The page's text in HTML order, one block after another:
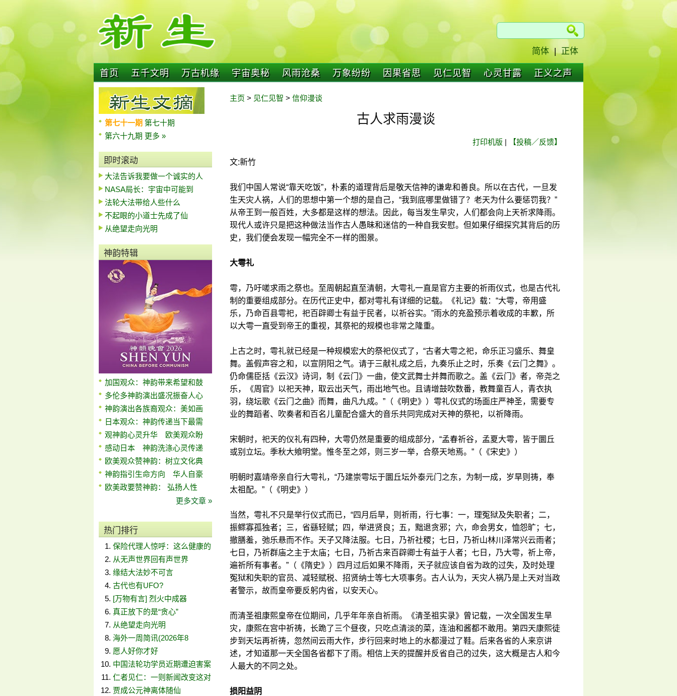
简体 | 正体
首页 五千文明 万古机缘 宇宙奥秘 风雨沧桑 万象纷纷 因果省思 见仁见智 心灵甘露 正义之声
第七十一期 第七十期
第六十九期 更多 »
即时滚动
大法告诉我要做一个诚实的人
NASA局长：宇宙中可能到
法轮大法带给人些什么
不起眼的小道士先成了仙
从绝望走向光明
神韵特辑
加国观众：神韵带来希望和鼓
多伦多神韵演出盛况振奋人心
神韵演出各族裔观众：美如画
日本观众：神韵传递当下最需
观神韵心灵升华 欧美观众盼
感动日本 神韵洗涤心灵传递
欧美观众赞神韵：树立文化典
神韵指引生命方向 华人自豪
欧美政要赞神韵： 弘扬人性
更多文章 »
热门排行
保险代理人惊呼：这么健康的
从无声世界回有声世界
缘结大法妙不可言
古代也有UFO?
[万物有言] 烈火中成器
真正放下的是“贪心”
从绝望走向光明
海外一周简讯(2026年8
愿人好你才好
中国法轮功学员近期遭迫害案
仁者见仁：一则新闻改变这对
贾成公元神离体随仙
主页 > 见仁见智 > 信仰漫谈
古人求雨漫谈
打印机版 | 【投稿／反馈】
文:新竹
我们中国人常说“靠天吃饭”，朴素的道理背后是敬天信神的谦卑和善良。所以在古代，一旦发
生天灾人祸，人们的思想中第一个想的是自己，“我到底哪里做错了？老天为什么要惩罚我？”
从帝王到一般百姓，大多都是这样的想法。因此，每当发生旱灾，人们都会向上天祈求降雨。
现代人或许只是把这种做法当作古人愚昧和迷信的一种自我安慰。但如果仔细探究其背后的历
史，我们便会发现一幅完全不一样的图景。
大雩礼
雩，乃吁嗟求雨之祭也。至周朝起直至清朝，大雩礼一直是官方主要的祈雨仪式，也是古代礼
制的重要组成部分。在历代正史中，都对雩礼有详细的记载。《礼记》载：“大雩，帝用盛
乐，乃命百县雩祀，祀百辟卿士有益于民者，以祈谷实。”雨水的充盈预示着收成的丰歉，所
以大雩一直受到帝王的重视，其祭祀的规模也非常之隆重。
上古之时，雩礼就已经是一种规模宏大的祭祀仪式了，“古者大雩之祀，命乐正习盛乐、舞皇
舞。盖假声容之和，以宣阴阳之气。请于三献礼成之后，九奏乐止之时，乐奏《云门之舞》。
仍命儒臣括《云汉》诗词，制《云门》一曲，使文武舞士并舞而歌之。盖《云门》者，帝尧之
乐，《周官》以祀天神，取云出天气，雨出地气也。且请增鼓吹数番，教舞童百人，青衣执
羽，绕坛歌《云门之曲》而舞，曲凡九成。”（《明史》）雩礼仪式的场面庄严神圣，需要专
业的舞蹈者、吹奏者和百名儿童配合盛大的音乐共同完成对天神的祭祀，以祈降雨。
宋朝时，祀天的仪礼有四种，大雩仍然是重要的组成部分，“孟春祈谷，孟夏大雩，皆于圜丘
或别立坛。季秋大飨明堂。惟冬至之郊，则三岁一举，合祭天地焉。”（《宋史》）
明朝时嘉靖帝亲自行大雩礼，“乃建崇雩坛于圜丘坛外泰元门之东，为制一成，岁旱则祷，奉
太祖配。”（《明史》）
当然，雩礼不只是举行仪式而已，“四月后旱，则祈雨，行七事：一，理冤狱及失职者；二，
振鳏寡孤独者；三，省繇轻赋；四，举进贤良；五，黜退贪邪；六，命会男女，恤怨旷；七，
撤膳羞，弛乐悬而不作。天子又降法服。七日，乃祈社稷；七日，乃祈山林川泽常兴云雨者；
七日，乃祈群庙之主于太庙；七日，乃祈古来百辟卿士有益于人者；七日，乃大雩，祈上帝，
遍祈所有事者。”（《隋史》）四月过后如果不降雨，天子就应该自省为政的过失，及时处理
冤狱和失职的官员、减轻赋税、招贤纳士等七大项事务。古人认为，天灾人祸乃是上天对当政
者警示，故而皇帝要反躬内省，以安天心。
而清圣祖康熙皇帝在位期间，几乎年年亲自祈雨。《清圣祖实录》曾记载，一次全国发生旱
灾，康熙在宫中祈祷，长跪了三个昼夜，只吃点清淡的菜，连油和酱都不敢用。第四天康熙徒
步到天坛再祈祷，忽然间云雨大作，步行回来时地上的水都漫过了鞋。后来各省的人来京讲
述，才知道那一天全国各省都下了雨。相信上天的提醒并反省自己的过失，这大概是古人和今
人最大的不同之处。
损阳益阴